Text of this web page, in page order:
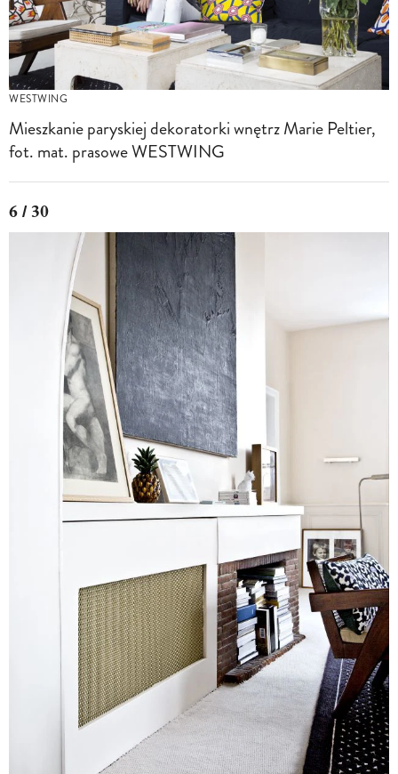
WESTWING
Mieszkanie paryskiej dekoratorki wnętrz Marie Peltier,
fot. mat. prasowe WESTWING
6 / 30